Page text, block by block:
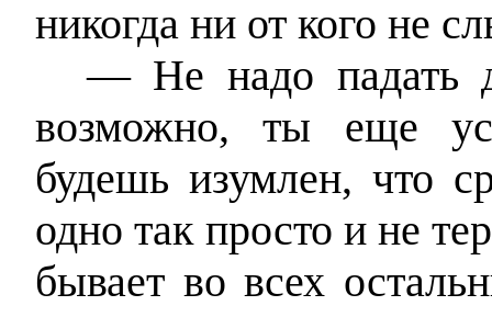
никогда ни от кого не
— Не надо падать
возможно, ты еще
будешь изумлен, что
одно так просто и не
бывает во всех